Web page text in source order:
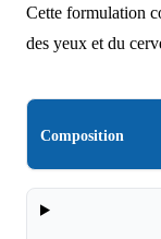
Cette formulation
des yeux et du
Composition